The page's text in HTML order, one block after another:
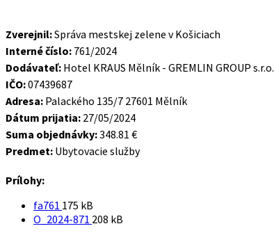
Zverejnil:Správa mestskej zelene v Košiciach
Interné číslo: 761/2024
Dodávateľ: Hotel KRAUS Mělník - GREMLIN GROUP s.r.o.
IČO:07439687
Adresa: Palackého 135/7 27601 Mělník
Dátum prijatia: 27/05/2024
Suma objednávky:348.81 €
Predmet: Ubytovacie služby
Prílohy:
fa761 Veľkosť
súboru:
175 kB
O_2024-871 Veľkosť
208 kB